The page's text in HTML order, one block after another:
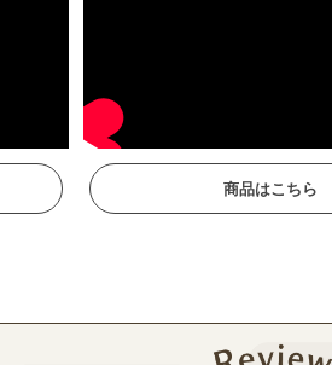
商品はこちら